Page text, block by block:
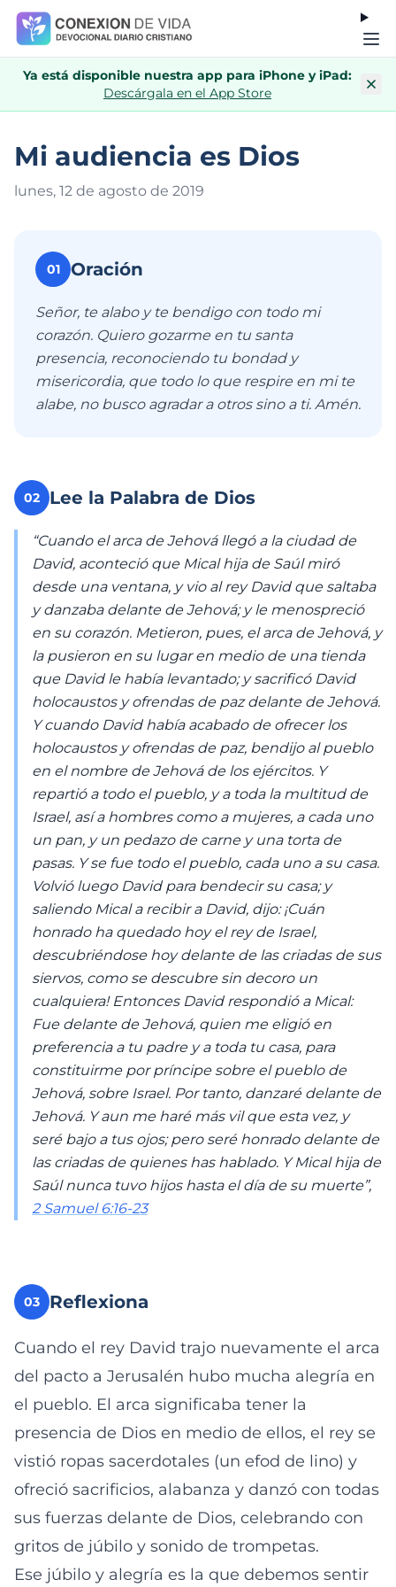
Ya está disponible nuestra app para iPhone y iPad:
Descárgala en el App Store
Mi audiencia es Dios
lunes, 12 de agosto de 2019
01 Oración
Señor, te alabo y te bendigo con todo mi
corazón. Quiero gozarme en tu santa
presencia, reconociendo tu bondad y
misericordia, que todo lo que respire en mi te
alabe, no busco agradar a otros sino a ti. Amén.
02 Lee la Palabra de Dios
“Cuando el arca de Jehová llegó a la ciudad de
David, aconteció que Mical hija de Saúl miró
desde una ventana, y vio al rey David que saltaba
y danzaba delante de Jehová; y le menospreció
en su corazón. Metieron, pues, el arca de Jehová, y
la pusieron en su lugar en medio de una tienda
que David le había levantado; y sacrificó David
holocaustos y ofrendas de paz delante de Jehová.
Y cuando David había acabado de ofrecer los
holocaustos y ofrendas de paz, bendijo al pueblo
en el nombre de Jehová de los ejércitos. Y
repartió a todo el pueblo, y a toda la multitud de
Israel, así a hombres como a mujeres, a cada uno
un pan, y un pedazo de carne y una torta de
pasas. Y se fue todo el pueblo, cada uno a su casa.
Volvió luego David para bendecir su casa; y
saliendo Mical a recibir a David, dijo: ¡Cuán
honrado ha quedado hoy el rey de Israel,
descubriéndose hoy delante de las criadas de sus
siervos, como se descubre sin decoro un
cualquiera! Entonces David respondió a Mical:
Fue delante de Jehová, quien me eligió en
preferencia a tu padre y a toda tu casa, para
constituirme por príncipe sobre el pueblo de
Jehová, sobre Israel. Por tanto, danzaré delante de
Jehová. Y aun me haré más vil que esta vez, y
seré bajo a tus ojos; pero seré honrado delante de
las criadas de quienes has hablado. Y Mical hija de
Saúl nunca tuvo hijos hasta el día de su muerte”,
2 Samuel 6:16-23
03 Reflexiona
Cuando el rey David trajo nuevamente el arca
del pacto a Jerusalén hubo mucha alegría en
el pueblo. El arca significaba tener la
presencia de Dios en medio de ellos, el rey se
vistió ropas sacerdotales (un efod de lino) y
ofreció sacrificios, alabanza y danzó con todas
sus fuerzas delante de Dios, celebrando con
gritos de júbilo y sonido de trompetas.
Ese júbilo y alegría es la que debemos sentir